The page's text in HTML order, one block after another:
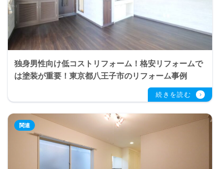
独身男性向け低コストリフォーム！格安リフォームで
は塗装が重要！東京都八王子市のリフォーム事例